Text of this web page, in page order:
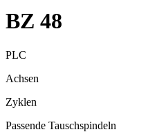
BZ 48
PLC
Achsen
Zyklen
Passende Tauschspindeln